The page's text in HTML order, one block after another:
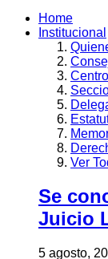
Home
Institucional
Ver
Se
Juicio
5 agosto,